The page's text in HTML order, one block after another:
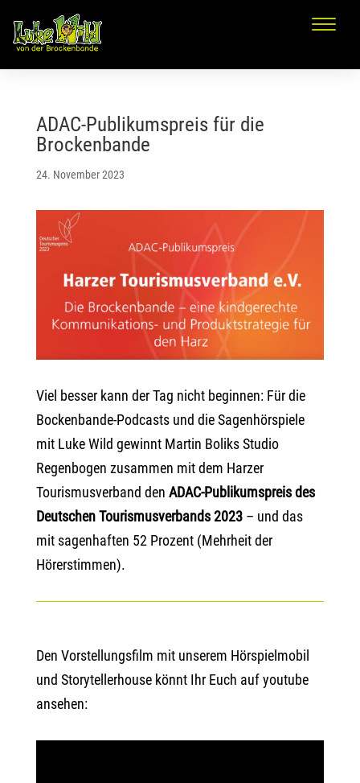
ADAC-Publikumspreis für die
Brockenbande
24. November 2023
Viel besser kann der Tag nicht beginnen: Für die
Bockenbande-Podcasts und die Sagenhörspiele
mit Luke Wild gewinnt Martin Boliks Studio
Regenbogen zusammen mit dem Harzer
Tourismusverband den ADAC-Publikumspreis des
Deutschen Tourismusverbands 2023– und das
mit sagenhaften 52 Prozent (Mehrheit der
Hörerstimmen).
Den Vorstellungsfilm mit unserem Hörspielmobil
und Storytellerhouse könnt Ihr Euch auf youtube
ansehen: